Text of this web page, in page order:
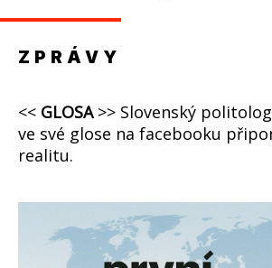
ZPRÁVY
<< GLOSA>> Slovenský
ve své glose na facebooku
realitu.